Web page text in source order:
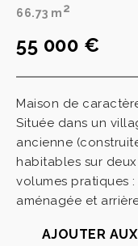
66.73 m2
55 000 €
Maison de
Située dans un
ancienne
habitables sur
volumes pratiques :
aménagée et
AJOUTER